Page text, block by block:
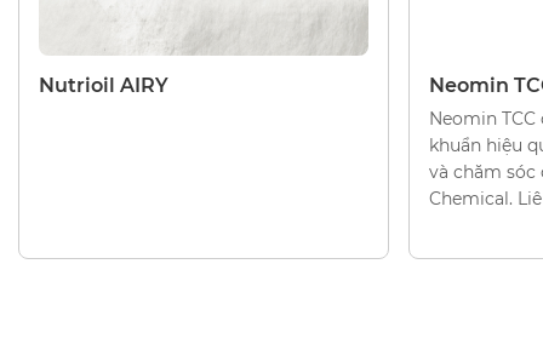
CHẤT LÀM MỀM
Nutrioil AIRY
CHẤT LÀM
Neomin
Neomin
khuẩn hiệu
và chăm sóc
Chemical.